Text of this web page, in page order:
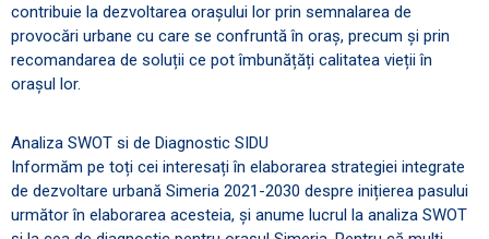
contribuie la dezvoltarea orașului lor prin semnalarea de
provocări urbane cu care se confruntă în oraș, precum și prin
recomandarea de soluții ce pot îmbunățăți calitatea vieții în
orașul lor.
Analiza SWOT si de Diagnostic SIDU
Informăm pe toți cei interesați în elaborarea strategiei integrate
de dezvoltare urbană Simeria 2021-2030 despre inițierea pasului
următor în elaborarea acesteia, și anume lucrul la analiza SWOT